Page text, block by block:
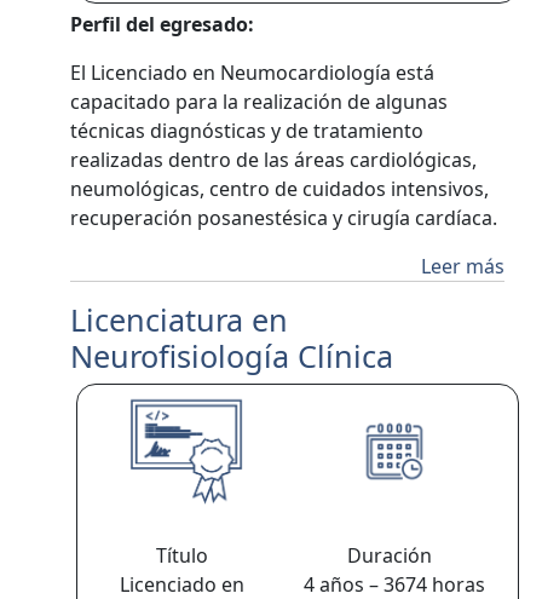
Perfil del egresado:
El Licenciado en Neumocardiología está
capacitado para la realización de algunas
técnicas diagnósticas y de tratamiento
realizadas dentro de las áreas cardiológicas,
neumológicas, centro de cuidados intensivos,
recuperación posanestésica y cirugía cardíaca.
Leer más
Licenciatura en
Neurofisiología Clínica
Título
Licenciado en
Duración
4 años – 3674 horas